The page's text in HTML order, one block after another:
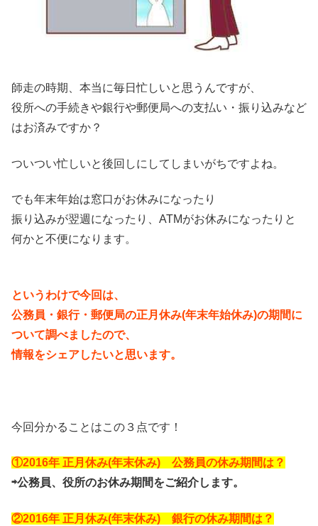
師走の時期、本当に毎日忙しいと思うんですが、
役所への手続きや銀行や郵便局への支払い・振り込みなど
はお済みですか？
ついつい忙しいと後回しにしてしまいがちですよね。
でも年末年始は窓口がお休みになったり
振り込みが翌週になったり、ATMがお休みになったりと
何かと不便になります。
というわけで今回は、
公務員・銀行・郵便局の正月休み(年末年始休み)の期間に
ついて調べましたので、
情報をシェアしたいと思います。
今回分かることはこの３点です！
①2016年 正月休み(年末休み) 公務員の休み期間は？
⇨公務員、役所のお休み期間をご紹介します。
②2016年 正月休み(年末休み) 銀行の休み期間は？